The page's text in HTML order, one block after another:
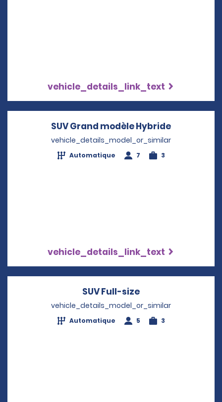
vehicle_details_link_text
SUV Grand modèle Hybride
vehicle_details_model_or_similar
Automatique 7 3
vehicle_details_link_text
SUV Full-size
vehicle_details_model_or_similar
Automatique 5 3